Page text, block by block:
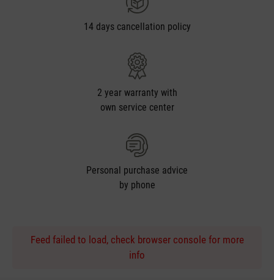
14 days cancellation policy
2 year warranty with
own service center
Personal purchase advice
by phone
Feed failed to load, check browser console for more
info